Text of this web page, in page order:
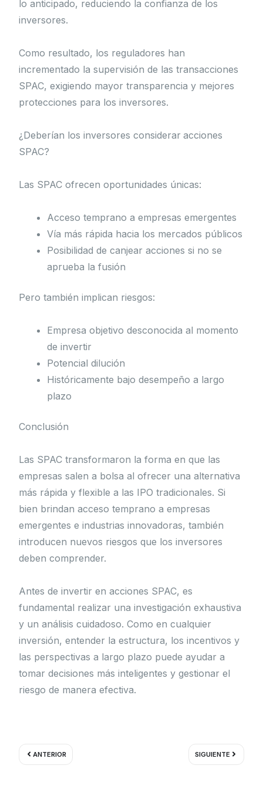
lo anticipado, reduciendo la confianza de los
inversores.
Como resultado, los reguladores han
incrementado la supervisión de las transacciones
SPAC, exigiendo mayor transparencia y mejores
protecciones para los inversores.
¿Deberían los inversores considerar acciones
SPAC?
Las SPAC ofrecen oportunidades únicas:
Acceso temprano a empresas emergentes
Vía más rápida hacia los mercados públicos
Posibilidad de canjear acciones si no se
aprueba la fusión
Pero también implican riesgos:
Empresa objetivo desconocida al momento
de invertir
Potencial dilución
Históricamente bajo desempeño a largo
plazo
Conclusión
Las SPAC transformaron la forma en que las
empresas salen a bolsa al ofrecer una alternativa
más rápida y flexible a las IPO tradicionales. Si
bien brindan acceso temprano a empresas
emergentes e industrias innovadoras, también
introducen nuevos riesgos que los inversores
deben comprender.
Antes de invertir en acciones SPAC, es
fundamental realizar una investigación exhaustiva
y un análisis cuidadoso. Como en cualquier
inversión, entender la estructura, los incentivos y
las perspectivas a largo plazo puede ayudar a
tomar decisiones más inteligentes y gestionar el
riesgo de manera efectiva.
ANTERIOR SIGUIENTE
Siguiente